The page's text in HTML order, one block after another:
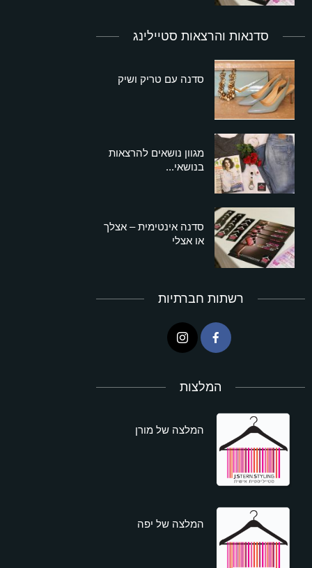
סדנאות והרצאות סטיילינג
סדנה עם טריק ושיק
מגוון נושאים להרצאות
בנושאי...
סדנה אינטימית – אצלך
או אצלי
רשתות חברתיות
המלצות
המלצה של מורן
המלצה של יפה